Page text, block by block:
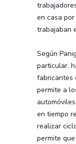
en casa
trabajaban
Según
particular,
fabricantes
permite a
en tiempo
realizar
permite